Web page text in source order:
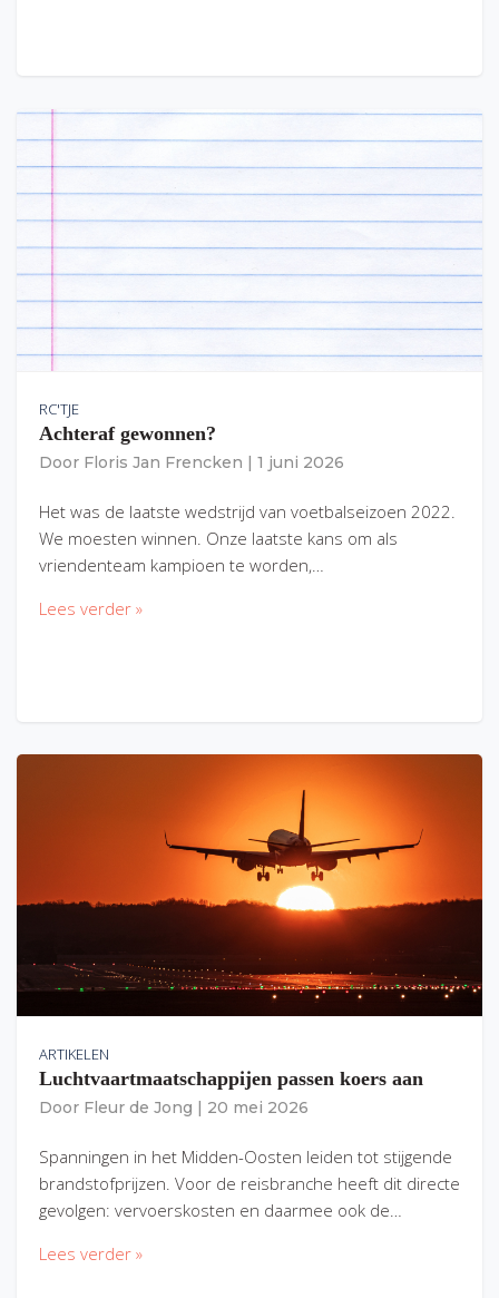
RC'TJE
Achteraf gewonnen?
Door Floris Jan Frencken 1 juni 2026
Het was de laatste wedstrijd van voetbalseizoen 2022.
We moesten winnen. Onze laatste kans om als
vriendenteam kampioen te worden,…
Lees verder »
ARTIKELEN
Luchtvaartmaatschappijen passen koers aan
Door Fleur de Jong 20 mei 2026
Spanningen in het Midden-Oosten leiden tot stijgende
brandstofprijzen. Voor de reisbranche heeft dit directe
gevolgen: vervoerskosten en daarmee ook de…
Lees verder »